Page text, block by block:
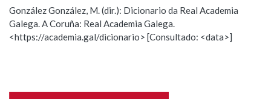
BUSCAR NO CONTIDO
Nas definicións
Nome
González González, M. (dir.): Dicionario da Real Academia
Galega. A Coruña: Real Academia Galega.
<https://academia.gal/dicionario> [Consultado: <data>]